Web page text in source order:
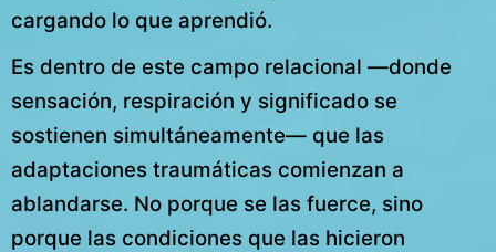
cargando lo que aprendió.
Es dentro de este campo relacional —donde
sensación, respiración y significado se
sostienen simultáneamente— que las
adaptaciones traumáticas comienzan a
ablandarse. No porque se las fuerce, sino
porque las condiciones que las hicieron